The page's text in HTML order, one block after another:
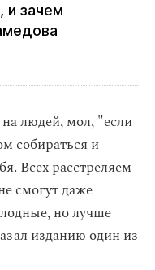
и зачем
людей, мол, "если
собираться и
Всех расстреляем
смогут даже
но лучше
изданию один из